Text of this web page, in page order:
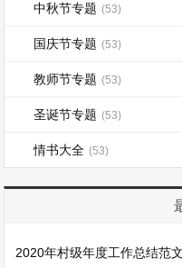
中秋节专题 (53)
国庆节专题 (53)
教师节专题 (53)
圣诞节专题 (53)
情书大全 (53)
2020年村级年度工作总结范